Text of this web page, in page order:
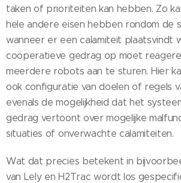
taken of prioriteiten kan hebben. Zo
hele andere eisen hebben rondom de
wanneer er een calamiteit plaatsvindt
coöperatieve gedrag op moet
meerdere robots aan te sturen. Hier
ook configuratie van doelen of regels
evenals de mogelijkheid dat het
gedrag vertoont over mogelijke
situaties of onverwachte calamiteiten.
Wat dat precies betekent in
van Lely en H2Trac wordt los